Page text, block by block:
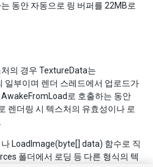
동안 자동으로 링 버퍼를 22MB로
의 경우 TextureData는
부이며 렌더 스레드에서 업로드가
로 호출하는 동안
렌더링 시 텍스처의 유효성이나 로
LoadImage(byte[] data) 함수로 직
폴더에서 로딩 등 다른 형식의 텍